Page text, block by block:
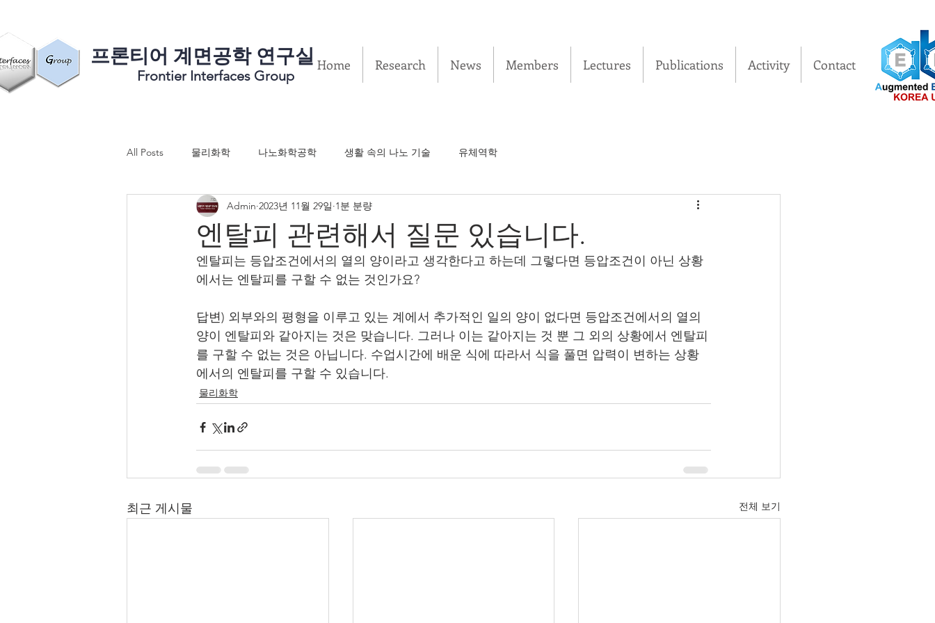
​프론티어 계면공학 연구실
Frontier Interfaces Group
Home Research News Members Lectures Publications Activity Contact
All Posts 물리화학 나노화학공학 생활 속의 나노 기술 유체역학
엔탈피 관련해서 질문 있습니다.
Admin 2023년 11월 29일 1분 분량
엔탈피는 등압조건에서의 열의 양이라고 생각한다고 하는데 그렇다면 등압조건이 아닌 상황
에서는 엔탈피를 구할 수 없는 것인가요?
답변) 외부와의 평형을 이루고 있는 계에서 추가적인 일의 양이 없다면 등압조건에서의 열의
양이 엔탈피와 같아지는 것은 맞습니다. 그러나 이는 같아지는 것 뿐 그 외의 상황에서 엔탈피
를 구할 수 없는 것은 아닙니다. 수업시간에 배운 식에 따라서 식을 풀면 압력이 변하는 상황
에서의 엔탈피를 구할 수 있습니다.
물리화학
최근 게시물 전체 보기